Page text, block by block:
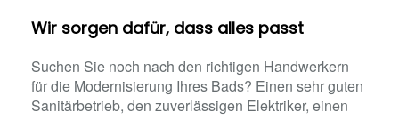
Wir sorgen dafür, dass alles passt
Suchen Sie noch nach den richtigen Handwerkern
für die Modernisierung Ihres Bads? Einen sehr guten
Sanitärbetrieb, den zuverlässigen Elektriker, einen